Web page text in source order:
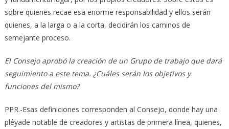
sobre quienes recae esa enorme responsabilidad y ellos serán
quienes, a la larga o a la corta, decidirán los caminos de
semejante proceso.
El Consejo aprobó la creación de un Grupo de trabajo que dará
seguimiento a este tema. ¿Cuáles serán los objetivos y
funciones del mismo?
PPR.-Esas definiciones corresponden al Consejo, donde hay una
pléyade notable de creadores y artistas de primera línea, quienes,